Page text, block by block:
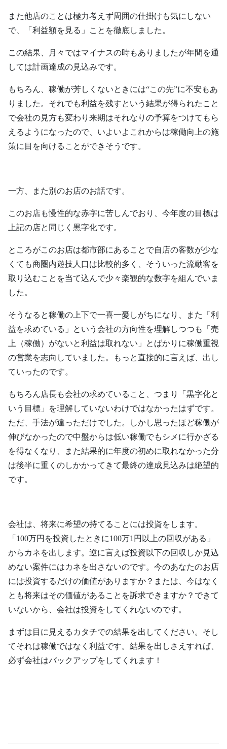
また他店のことは極力考えず周囲の仕掛けも気にしない
で、「利益額を見る」ことを徹底しました。
この結果、月々ではマイナスの時もありましたが年間を通
しては計画達成の見込みです。
もちろん、稼働が芳しくないときには“この先”に不安もあ
りました。それでも利益を残すという結果が得られたこと
で会社の見方も変わり来期はそれなりの予算をつけてもら
えるようになったので、いよいよこれからは稼働向上の施
策に目を向けることができそうです。
一方、また別のお店のお話です。
このお店も慢性的な赤字に苦しんでおり、今年度の目標は
上記の店と同じく黒字化です。
ところがこのお店は都市部にあることで自店の客数が少な
くても商圏内遊技人口は比較的多く、そういった流動客を
取り込むことを当て込んで少々楽観的な数字を組んでいま
した。
そうなると稼働の上下で一喜一憂しがちになり、また「利
益を求めている」という会社の方向性を理解しつつも「売
上（稼働）がないと利益は取れない」とばかりに稼働重視
の営業を志向していました。もっと直接的に言えば、出し
ていったのです。
もちろん店長も会社の求めていること、つまり「黒字化と
いう目標」を理解していないわけではなかったはずです。
ただ、手法が違っただけでした。しかし思ったほど稼働が
伸びなかったので中盤からは低い稼働でもシメに行かざる
を得なくなり、また結果的に年度の初めに取れなかった分
は後半に重くのしかかってきて最終の達成見込みは絶望的
です。
会社は、将来に希望の持てることには投資をします。
「100万円を投資したときに100万1円以上の回収がある」
からカネを出します。逆に言えば投資以下の回収しか見込
めない案件にはカネを出さないのです。今のあなたのお店
には投資するだけの価値がありますか？または、今はなく
とも将来はその価値があることを訴求できますか？できて
いないから、会社は投資をしてくれないのです。
まずは目に見えるカタチでの結果を出してください。そし
てそれは稼働ではなく利益です。結果を出しさえすれば、
必ず会社はバックアップをしてくれます！